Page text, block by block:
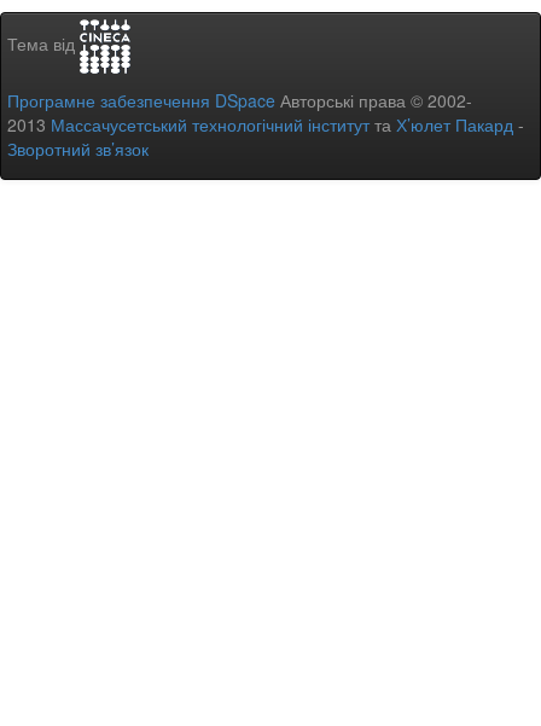
Тема від
Програмне забезпечення DSpace Авторські права © 2002-
2013 Массачусетський технологічний інститутта Х’юлет Пакард -
Зворотний зв’язок